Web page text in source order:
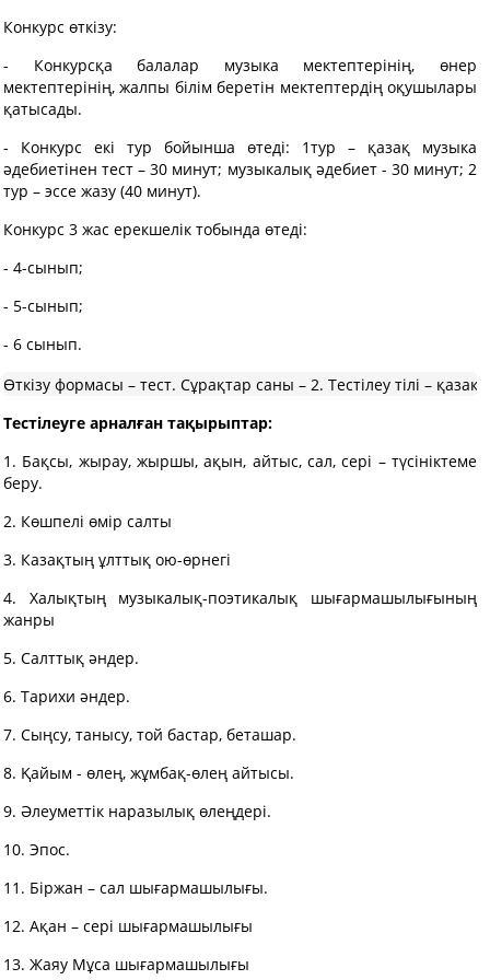
Конкурс өткізу:
- Конкурсқа балалар музыка мектептерінің, өнер
мектептерінің, жалпы білім беретін мектептердің оқушылары
қатысады.
- Конкурс екі тур бойынша өтеді: 1тур – қазақ музыка
әдебиетінен тест – 30 минут; музыкалық әдебиет - 30 минут; 2
тур – эссе жазу (40 минут).
Конкурс 3 жас ерекшелік тобында өтеді:
- 4-сынып;
- 5-сынып;
- 6 сынып.
Өткізу формасы – тест. Сұрақтар саны – 2. Тестілеу тілі –
Тестілеуге арналған тақырыптар:
1. Бақсы, жырау, жыршы, ақын, айтыс, сал, сері – түсініктеме
беру.
2. Көшпелі өмір салты
3. Казақтың ұлттық ою-өрнегі
4. Халықтың музыкалық-поэтикалық шығармашылығының
жанры
5. Салттық әндер.
6. Тарихи әндер.
7. Сыңсу, танысу, той бастар, беташар.
8. Қайым - өлең, жұмбақ-өлең айтысы.
9. Әлеуметтік наразылық өлеңдері.
10. Эпос.
11. Біржан – сал шығармашылығы.
12. Ақан – сері шығармашылығы
13. Жаяу Мұса шығармашылығы